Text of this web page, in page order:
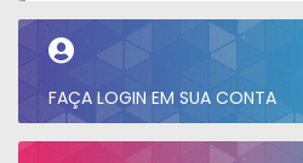
FAÇA LOGIN EM SUA CONTA